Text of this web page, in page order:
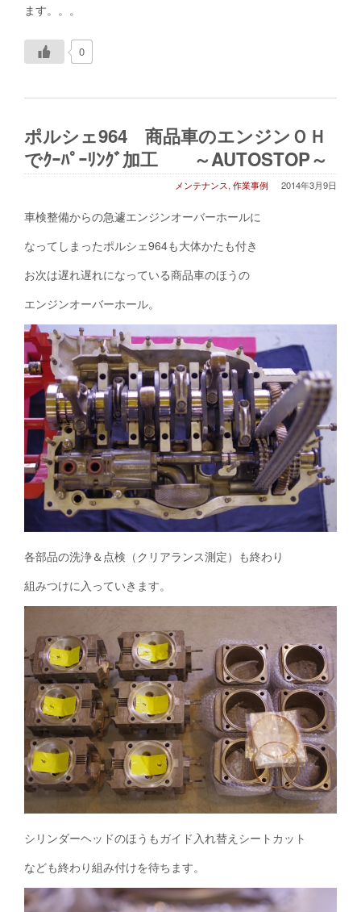
ます。。。
0
ポルシェ964 商品車のエンジンＯＨ
でｸｰﾊﾟｰﾘﾝｸﾞ加工 ～AUTOSTOP～
2014年3月9日
メンテナンス, 作業事例
車検整備からの急遽エンジンオーバーホールに
なってしまったポルシェ964も大体かたも付き
お次は遅れ遅れになっている商品車のほうの
エンジンオーバーホール。
各部品の洗浄＆点検（クリアランス測定）も終わり
組みつけに入っていきます。
シリンダーヘッドのほうもガイド入れ替えシートカット
なども終わり組み付けを待ちます。